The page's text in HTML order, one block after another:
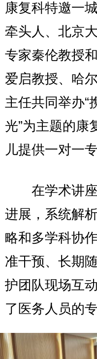
康复科特邀一
牵头人、北京
专家秦伦教授
爱启教授、哈
主任共同举办“
光”为主题的康
儿提供一对一
在学术讲座
进展，系统解
略和多学科协
准干预、长期
护团队现场互
了医务人员的